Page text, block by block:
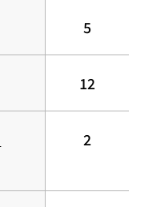
5
12
2